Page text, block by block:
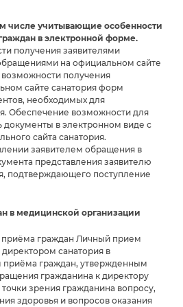
числе учитывающие особенности
в электронной форме.
получения заявителями
на официальном сайте
получения
сайте санатория форм
необходимых для
Обеспечение возможности для
документы в электронном виде с
сайта санатория.
заявителем обращения в
представления заявителю
подтверждающего поступление
в медицинской организации
приёма граждан Личный прием
санатория в
приёма граждан, утвержденным
гражданина к директору
зрения гражданина вопросу,
здоровья и вопросов оказания